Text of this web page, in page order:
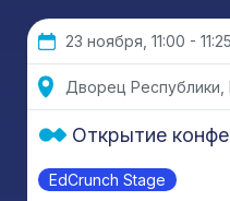
23 ноября, 11:00 - 11:25
Дворец Республики,
EdCrunch Stage
Открытие